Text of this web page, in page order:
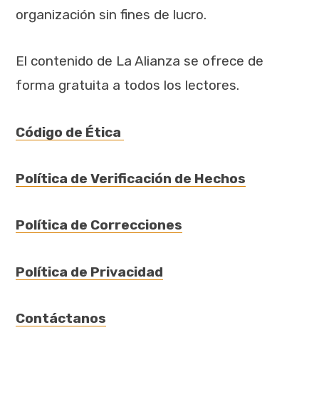
organización sin fines de lucro.
El contenido de La Alianza se ofrece de
forma gratuita a todos los lectores.
Código de Ética
Política de Verificación de Hechos
Política de Correcciones
Política de Privacidad
Contáctanos